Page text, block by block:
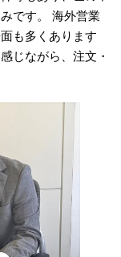
です。 海外営業
も多くあります
じながら、注文・